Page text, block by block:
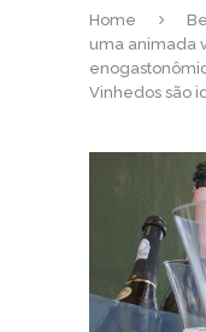
Home
uma animada
Vinhedos são